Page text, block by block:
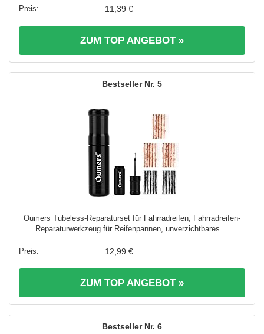
11,39 €
ZUM TOP ANGEBOT »
5
Oumers Tubeless-Reparaturset für Fahrradreifen, Fahrradreifen-
Reparaturwerkzeug für Reifenpannen, unverzichtbares ...
12,99 €
ZUM TOP ANGEBOT »
6